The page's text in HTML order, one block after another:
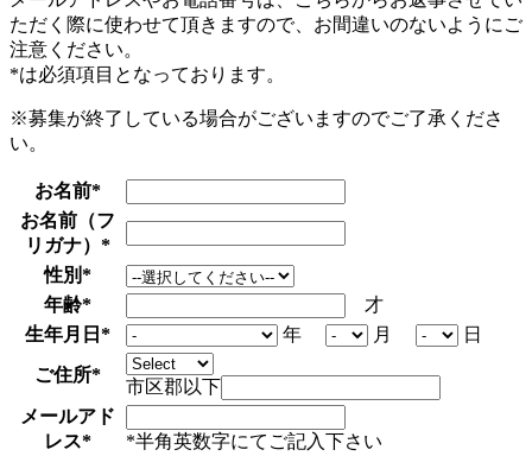
ただく際に使わせて頂きますので、お間違いのないようにご
注意ください。
*は必須項目となっております。
※募集が終了している場合がございますのでご了承くださ
い。
お名前*
お名前（フ
リガナ） *
性別*
年齢*
才
生年月日 * 年 月
日
ご住所*
市区郡以下
メールアド
レス* *半角英数字にてご記入下さい